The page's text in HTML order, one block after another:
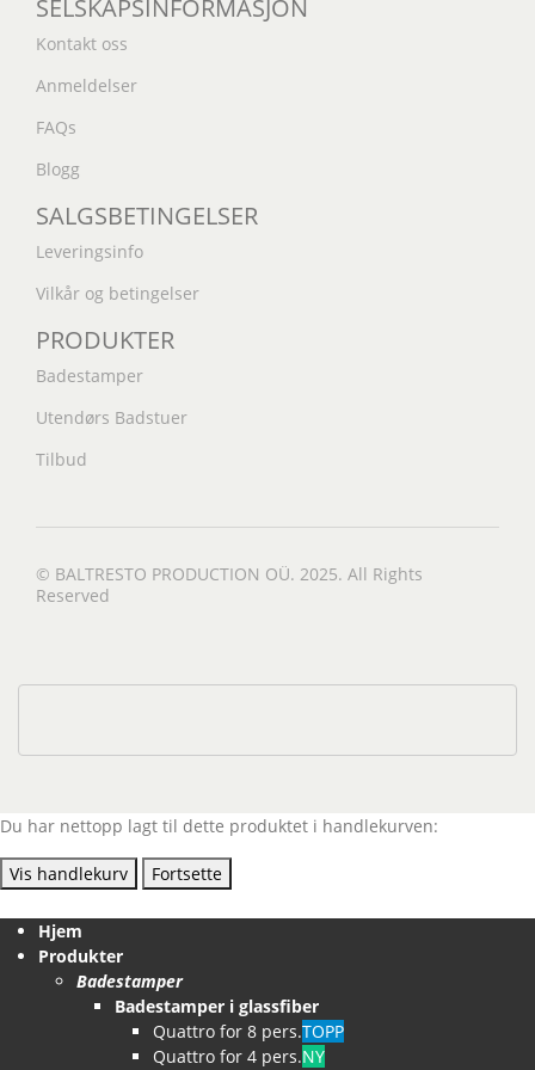
SELSKAPSINFORMASJON
Kontakt oss
Anmeldelser
FAQs
Blogg
SALGSBETINGELSER
Leveringsinfo
Vilkår og betingelser
PRODUKTER
Badestamper
Utendørs Badstuer
Tilbud
© BALTRESTO PRODUCTION OÜ. 2025. All Rights
Reserved
Du har nettopp lagt til dette produktet i handlekurven:
Vis handlekurv Fortsette
Hjem
Produkter
Badestamper
Badestamper i glassfiber
Quattro for 8 pers.TOPP
Quattro for 4 pers.NY